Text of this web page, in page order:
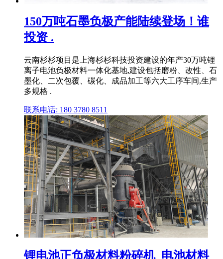
150万吨石墨负极产能陆续登场！谁
投资 .
云南杉杉项目是上海杉杉科技投资建设的年产30万吨锂
离子电池负极材料一体化基地,建设包括磨粉、改性、石
墨化、二次包覆、碳化、成品加工等六大工序车间,生产
多规格 .
联系电话: 180 3780 8511
锂电池正负极材料粉碎机_电池材料